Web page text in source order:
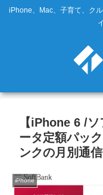
iPhone、Mac、子育て、ク
【iPhone 6 /
ータ定額パッ
ンクの月別通
iPhone